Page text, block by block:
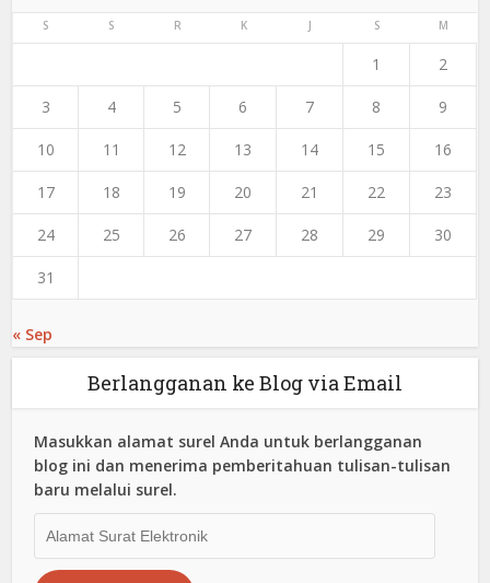
S S R K J S M
1 2
3 4 5 6 7 8 9
10 11 12 13 14 15 16
17 18 19 20 21 22 23
24 25 26 27 28 29 30
31
« Sep
Berlangganan ke Blog via Email
Masukkan alamat surel Anda untuk berlangganan
blog ini dan menerima pemberitahuan tulisan-tulisan
baru melalui surel.
Surat
Elektronik